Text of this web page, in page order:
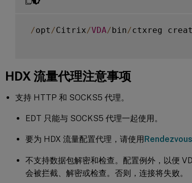
/opt /Citrix/VDA/bin/ctxreg
HDX 流量代理注意事项
支持 HTTP 和 SOCKS5 代理。
EDT 只能与 SOCKS5 代理一起使用。
要为 HDX 流量配置代理，请使用
不支持数据包解密和检查。配置例外，以便
会被拦截、解密或检查。否则，连接将失败。